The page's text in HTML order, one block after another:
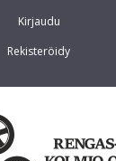
Kirjaudu
Rekisteröidy